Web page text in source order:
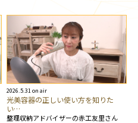
2026.5.31 on air
光美容器の正しい使い方を知りた
い…
整理収納アドバイザーの赤工友里さん